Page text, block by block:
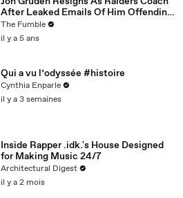
After Leaked Emails Of Him Offending
Women, Gays, & Minorites
The Fumble
il y a 5 ans
Qui a vu l’odyssée #histoire
Cynthia Enparle
il y a 3 semaines
Inside Rapper .idk.'s House Designed
for Making Music 24/7
Architectural Digest
il y a 2 mois